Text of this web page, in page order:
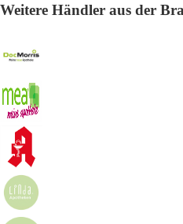
Weitere Händler aus der